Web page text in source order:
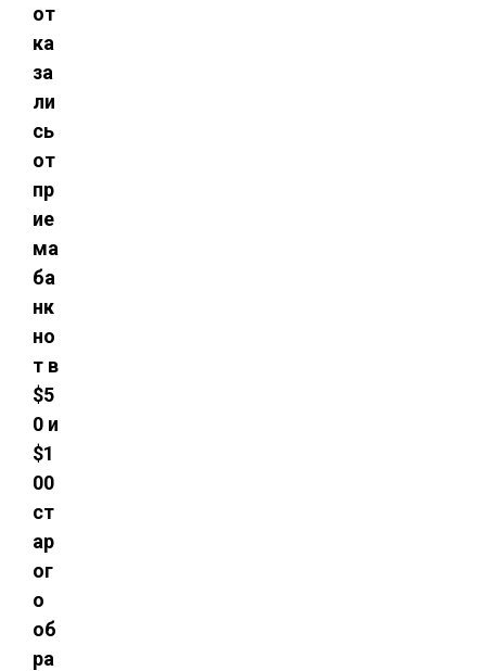
от
ка
за
ли
сь
от
пр
ие
ма
ба
нк
но
т в
$5
0 и
$1
00
ст
ар
ог
о
об
ра